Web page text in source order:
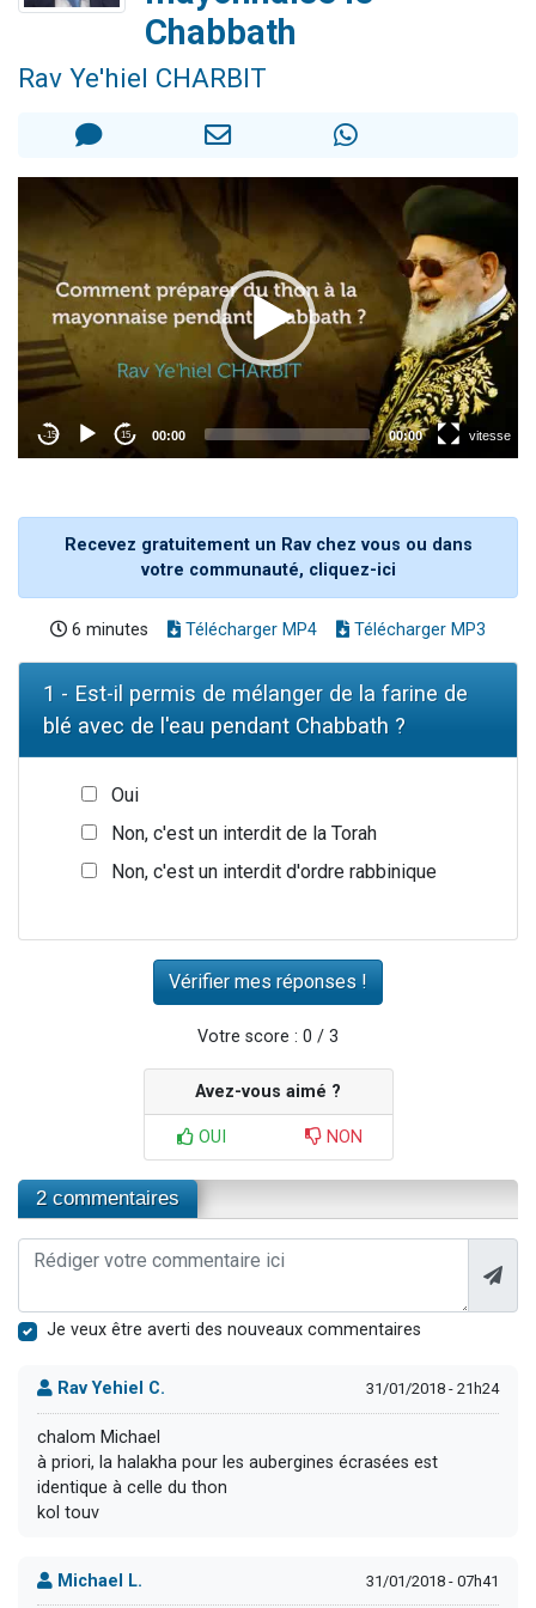
Il reste 49 places pour étudier en groupe sur Zoom
Eva vient de donner son Maasser
Chabbath
Rav Ye'hiel CHARBIT
Recevez gratuitement un Rav chez vous ou dans
votre communauté, cliquez-ici
6 minutes Télécharger MP4 Télécharger MP3
1 - Est-il permis de mélanger de la farine de
blé avec de l'eau pendant Chabbath ?
Oui
Non, c'est un interdit de la Torah
Non, c'est un interdit d'ordre rabbinique
Votre score : 0 / 3
Avez-vous aimé ?
OUI NON
2 commentaires
Je veux être averti des nouveaux commentaires
Rav Yehiel C. 31/01/2018 - 21h24
chalom Michael
à priori, la halakha pour les aubergines écrasées est
identique à celle du thon
kol touv
Michael L. 31/01/2018 - 07h41